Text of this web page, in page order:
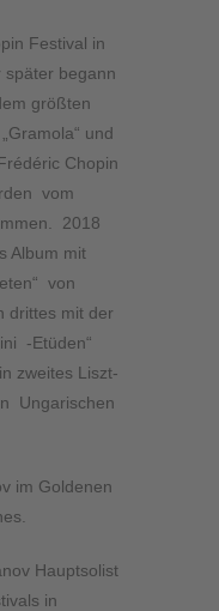
Festival in
später begann
größten
und
Chopin
vom
2018
Album mit
von
drittes mit der
-Etüden“
zweites Liszt-
Ungarischen
im Goldenen
Hauptsolist
in